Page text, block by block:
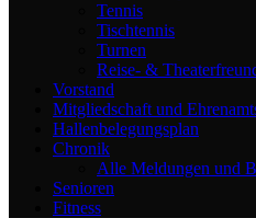
Tennis
Tischtennis
Turnen
Reise- &
Vorstand
Mitgliedschaft und
Hallenbelegungsplan
Chronik
Alle Meldungen und
Senioren
Fitness